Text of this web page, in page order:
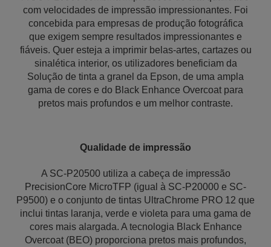
com velocidades de impressão impressionantes. Foi
concebida para empresas de produção fotográfica
que exigem sempre resultados impressionantes e
fiáveis. Quer esteja a imprimir belas-artes, cartazes ou
sinalética interior, os utilizadores beneficiam da
Solução de tinta a granel da Epson, de uma ampla
gama de cores e do Black Enhance Overcoat para
pretos mais profundos e um melhor contraste.
Qualidade de impressão
A SC-P20500 utiliza a cabeça de impressão
PrecisionCore MicroTFP (igual à SC-P20000 e SC-
P9500) e o conjunto de tintas UltraChrome PRO 12 que
inclui tintas laranja, verde e violeta para uma gama de
cores mais alargada. A tecnologia Black Enhance
Overcoat (BEO) proporciona pretos mais profundos,